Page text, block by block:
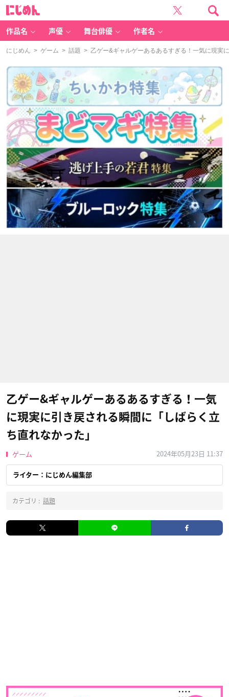
作品名 声優 舞台俳優 作者名
にじめん > ゲーム > 話題 > 乙ゲー&ギャルゲーあるあるすぎる！一気に現実
乙ゲー&ギャルゲーあるあるすぎる！一気
に現実に引き戻される瞬間に「しばらく立
ち直れなかった」
ゲーム 2024年05月23日 11:37
ライター：にじめん編集部
カテゴリ : 話題